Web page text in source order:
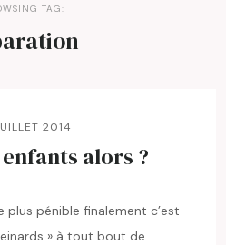
TAG:
2014
alors ?
plus pénible finalement c’est
» à tout bout de